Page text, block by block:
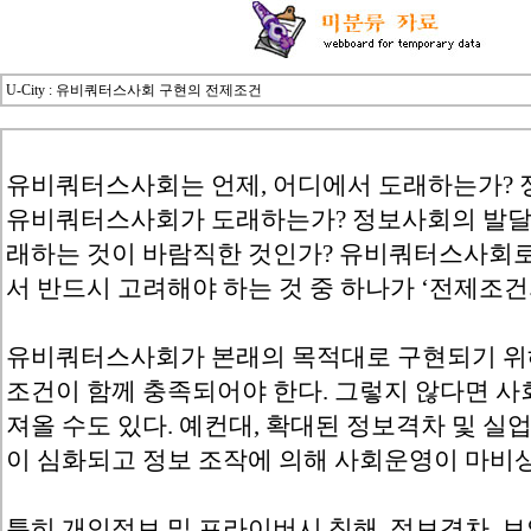
U-City : 유비쿼터스사회 구현의 전제조건
유비쿼터스사회는 언제, 어디에서 도래하는가?
유비쿼터스사회가 도래하는가? 정보사회의 발
래하는 것이 바람직한 것인가? 유비쿼터스사회
서 반드시 고려해야 하는 것 중 하나가 ‘전제조
유비쿼터스사회가 본래의 목적대로 구현되기
조건이 함께 충족되어야 한다. 그렇지 않다면
져올 수도 있다. 예컨대, 확대된 정보격차 및 실
이 심화되고 정보 조작에 의해 사회운영이 마비